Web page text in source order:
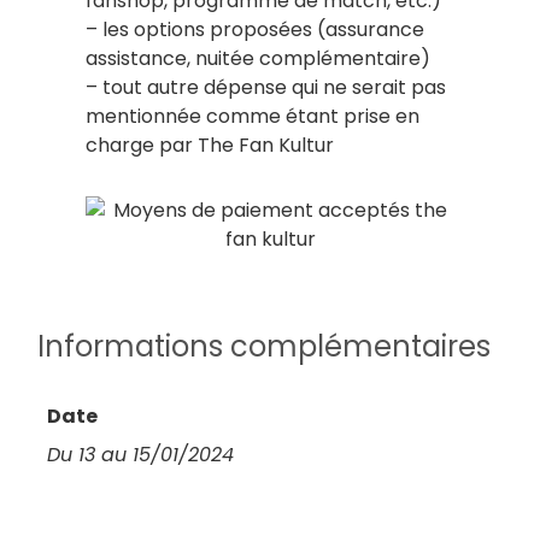
– les options proposées (assurance
assistance, nuitée complémentaire)
– tout autre dépense qui ne serait pas
mentionnée comme étant prise en
charge par The Fan Kultur
Informations complémentaires
Date
Du 13 au 15/01/2024